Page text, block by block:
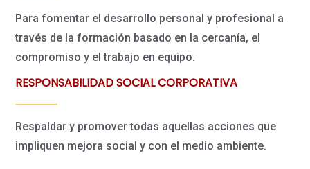
Para fomentar el desarrollo personal y profesional a
través de la formación basado en la cercanía, el
compromiso y el trabajo en equipo.
RESPONSABILIDAD SOCIAL CORPORATIVA
Respaldar y promover todas aquellas acciones que
impliquen mejora social y con el medio ambiente.